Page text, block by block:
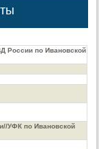
России по Ивановской
УФК по Ивановской